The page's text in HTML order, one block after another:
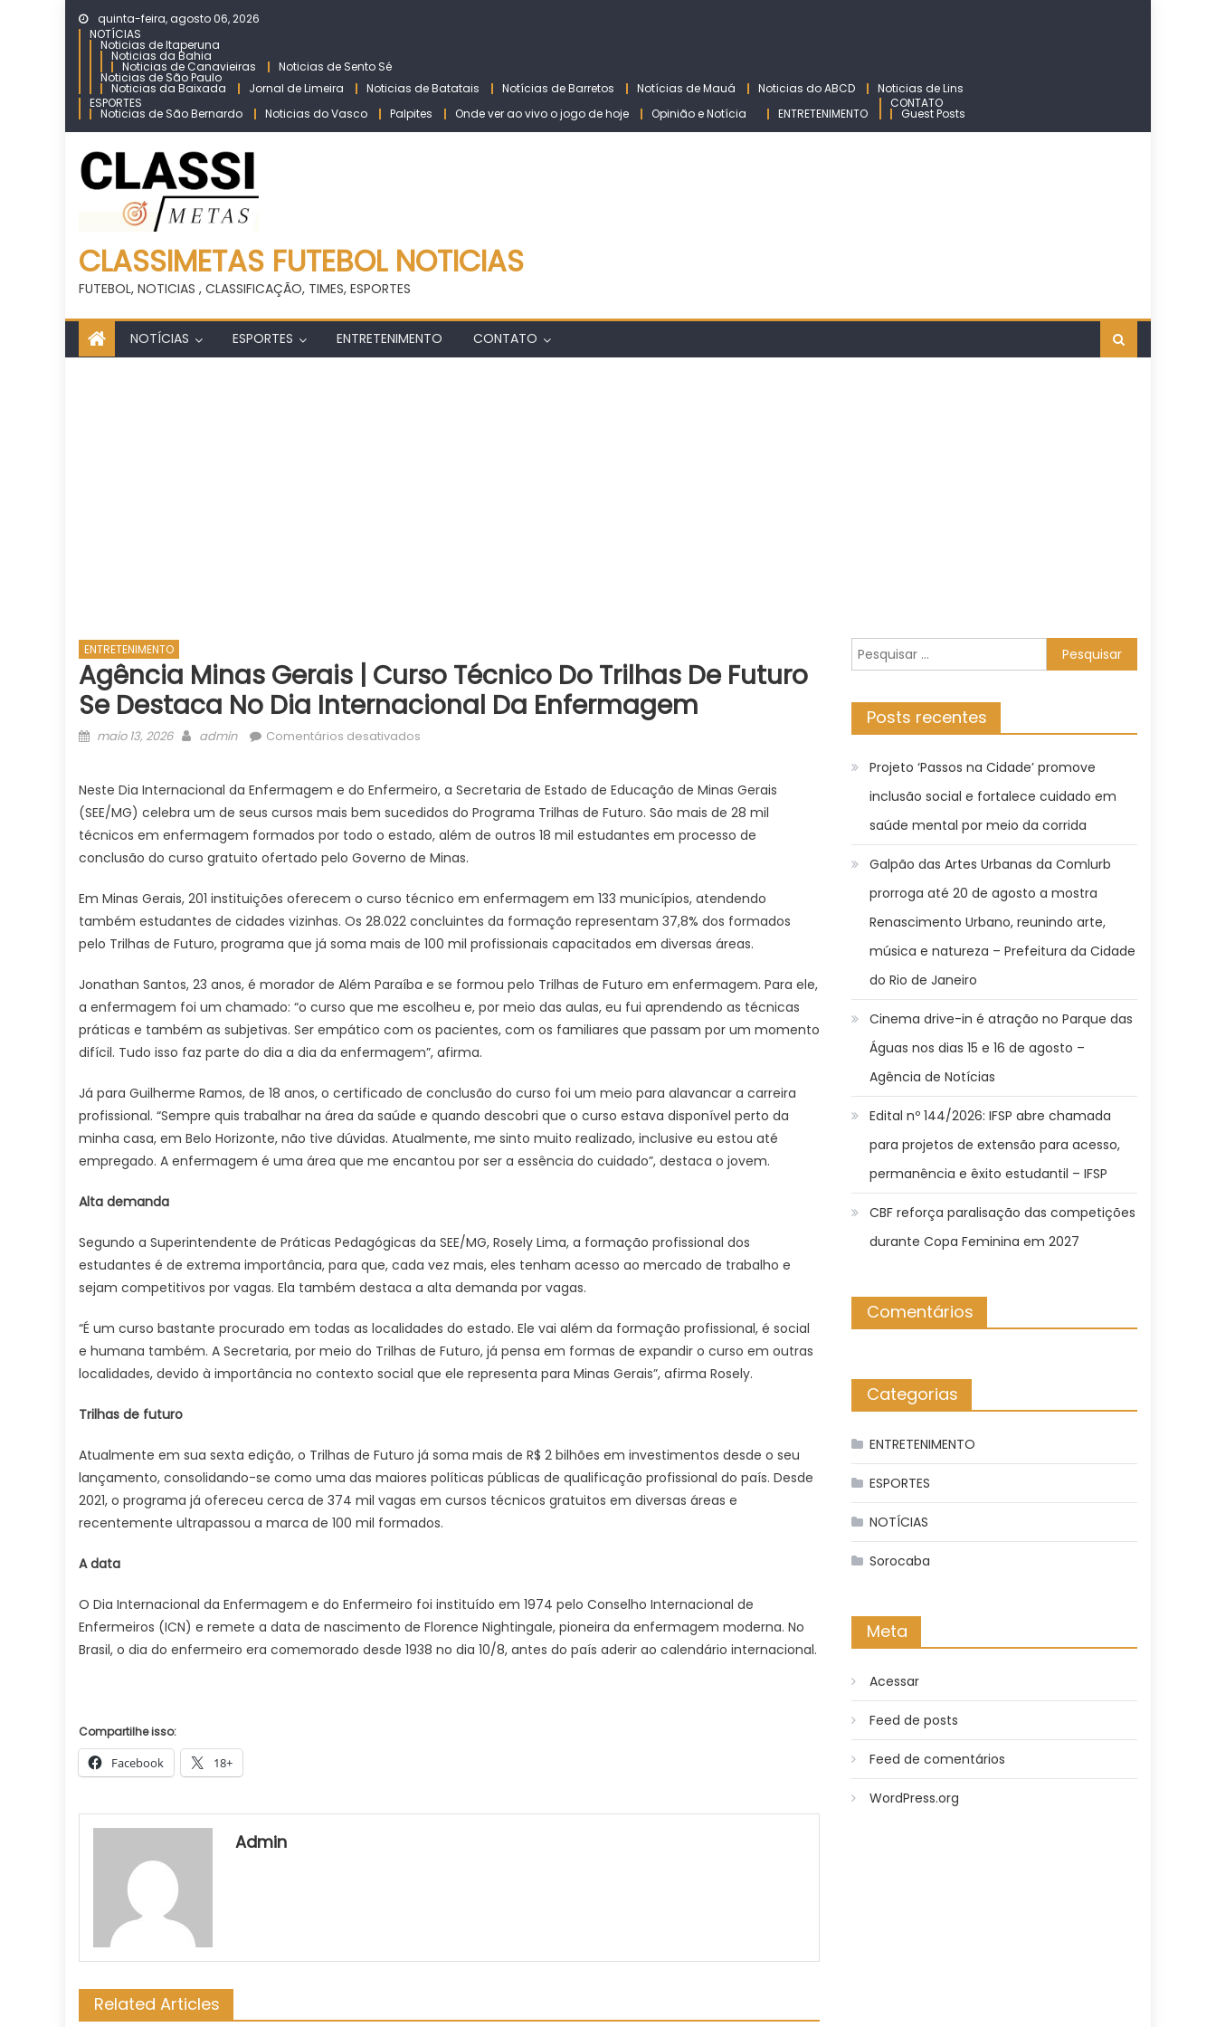
Skip
content
quinta-feira, agosto 06, 2026
NOTÍCIAS
Noticias de Itaperuna
Noticias da Bahia
Noticias de Canavieiras Noticias de Sento Sé
Noticias de São Paulo
Noticias da Baixada Jornal de Limeira Noticias de Batatais Notícias de Barretos Notícias de Mauá Noticias do ABCD
Noticias de Lins
ESPORTES
Noticias de São Bernardo Noticias do Vasco Palpites Onde ver ao vivo o jogo de hoje Opinião e Notícia ENTRETENIMENTO
CONTATO
Guest Posts
CLASSIMETAS FUTEBOL NOTICIAS
FUTEBOL, NOTICIAS , CLASSIFICAÇÃO, TIMES, ESPORTES
NOTÍCIAS ESPORTES ENTRETENIMENTO CONTATO
ENTRETENIMENTO
Agência Minas Gerais | Curso Técnico Do Trilhas De Futuro
Se Destaca No Dia Internacional Da Enfermagem
Posted
maio 13, 2026 Author
admin Comentários desativados
Gerais
|
Curso
técnico
Trilhas
de
Futuro
destaca
no
Dia
Internacional
Enfermagem
Neste Dia Internacional da Enfermagem e do Enfermeiro, a Secretaria de Estado de Educação de Minas Gerais
(SEE/MG) celebra um de seus cursos mais bem sucedidos do Programa Trilhas de Futuro. São mais de 28 mil
técnicos em enfermagem formados por todo o estado, além de outros 18 mil estudantes em processo de
conclusão do curso gratuito ofertado pelo Governo de Minas.
Em Minas Gerais, 201 instituições oferecem o curso técnico em enfermagem em 133 municípios, atendendo
também estudantes de cidades vizinhas. Os 28.022 concluintes da formação representam 37,8% dos formados
pelo Trilhas de Futuro, programa que já soma mais de 100 mil profissionais capacitados em diversas áreas.
Jonathan Santos, 23 anos, é morador de Além Paraíba e se formou pelo Trilhas de Futuro em enfermagem. Para ele,
a enfermagem foi um chamado: “o curso que me escolheu e, por meio das aulas, eu fui aprendendo as técnicas
práticas e também as subjetivas. Ser empático com os pacientes, com os familiares que passam por um momento
difícil. Tudo isso faz parte do dia a dia da enfermagem”, afirma.
Já para Guilherme Ramos, de 18 anos, o certificado de conclusão do curso foi um meio para alavancar a carreira
profissional. “Sempre quis trabalhar na área da saúde e quando descobri que o curso estava disponível perto da
minha casa, em Belo Horizonte, não tive dúvidas. Atualmente, me sinto muito realizado, inclusive eu estou até
empregado. A enfermagem é uma área que me encantou por ser a essência do cuidado”, destaca o jovem.
Alta demanda
Segundo a Superintendente de Práticas Pedagógicas da SEE/MG, Rosely Lima, a formação profissional dos
estudantes é de extrema importância, para que, cada vez mais, eles tenham acesso ao mercado de trabalho e
sejam competitivos por vagas. Ela também destaca a alta demanda por vagas.
“É um curso bastante procurado em todas as localidades do estado. Ele vai além da formação profissional, é social
e humana também. A Secretaria, por meio do Trilhas de Futuro, já pensa em formas de expandir o curso em outras
localidades, devido à importância no contexto social que ele representa para Minas Gerais”, afirma Rosely.
Trilhas de futuro
Atualmente em sua sexta edição, o Trilhas de Futuro já soma mais de R$ 2 bilhões em investimentos desde o seu
lançamento, consolidando-se como uma das maiores políticas públicas de qualificação profissional do país. Desde
2021, o programa já ofereceu cerca de 374 mil vagas em cursos técnicos gratuitos em diversas áreas e
recentemente ultrapassou a marca de 100 mil formados.
A data
O Dia Internacional da Enfermagem e do Enfermeiro foi instituído em 1974 pelo Conselho Internacional de
Enfermeiros (ICN) e remete a data de nascimento de Florence Nightingale, pioneira da enfermagem moderna. No
Brasil, o dia do enfermeiro era comemorado desde 1938 no dia 10/8, antes do país aderir ao calendário internacional.
Compartilhe isso:
Facebook 18+
Admin
Related Articles
Pesquisar
por:
Posts recentes
Projeto ‘Passos na Cidade’ promove
inclusão social e fortalece cuidado em
saúde mental por meio da corrida
Galpão das Artes Urbanas da Comlurb
prorroga até 20 de agosto a mostra
Renascimento Urbano, reunindo arte,
música e natureza – Prefeitura da Cidade
do Rio de Janeiro
Cinema drive-in é atração no Parque das
Águas nos dias 15 e 16 de agosto –
Agência de Notícias
Edital nº 144/2026: IFSP abre chamada
para projetos de extensão para acesso,
permanência e êxito estudantil – IFSP
CBF reforça paralisação das competições
durante Copa Feminina em 2027
Comentários
Categorias
ENTRETENIMENTO
ESPORTES
NOTÍCIAS
Sorocaba
Meta
Acessar
Feed de posts
Feed de comentários
WordPress.org